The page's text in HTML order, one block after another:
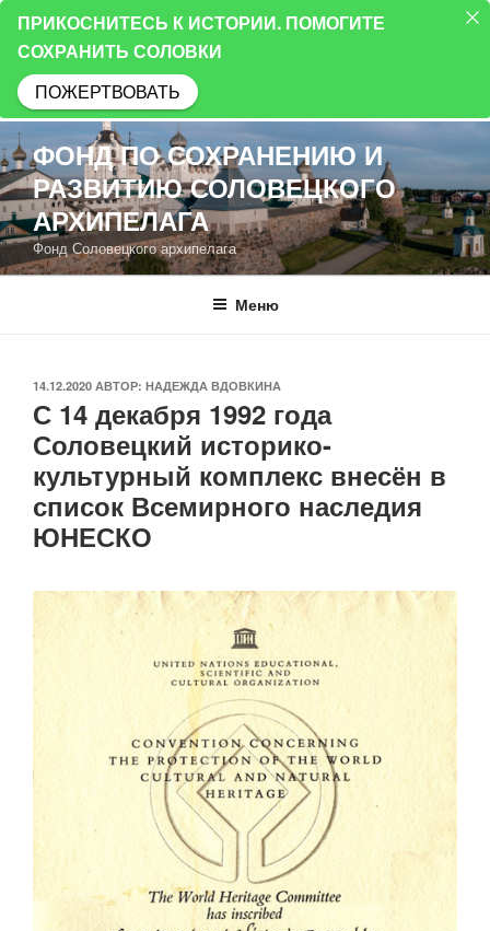
Перейти
к
содержимому
ФОНД ПО СОХРАНЕНИЮ И
РАЗВИТИЮ СОЛОВЕЦКОГО
АРХИПЕЛАГА
Фонд Соловецкого архипелага
Меню
ОПУБЛИКОВАНО
14.12.2020 АВТОР: НАДЕЖДА ВДОВКИНА
С 14 декабря 1992 года
Соловецкий историко-
культурный комплекс внесён в
список Всемирного наследия
ЮНЕСКО
ПРИКОСНИТЕСЬ К ИСТОРИИ. ПОМОГИТЕ
СОХРАНИТЬ СОЛОВКИ
ПОЖЕРТВОВАТЬ